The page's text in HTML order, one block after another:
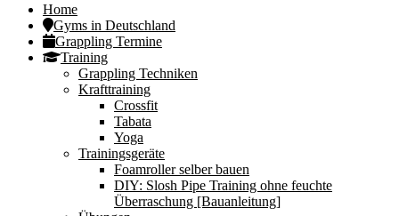
Home
Gyms in Deutschland
Grappling Termine
Training
Grappling Techniken
Krafttraining
Crossfit
Tabata
Yoga
Trainingsgeräte
Foamroller selber bauen
DIY: Slosh Pipe Training ohne feuchte
Überraschung [Bauanleitung]